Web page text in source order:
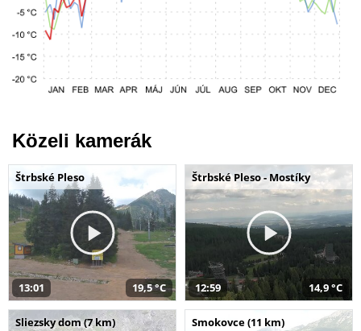
Közeli kamerák
Štrbské Pleso
13:01 19,5 °C
Štrbské Pleso - Mostíky
12:59 14,9 °C
Sliezsky dom (7 km) Smokovce (11 km)